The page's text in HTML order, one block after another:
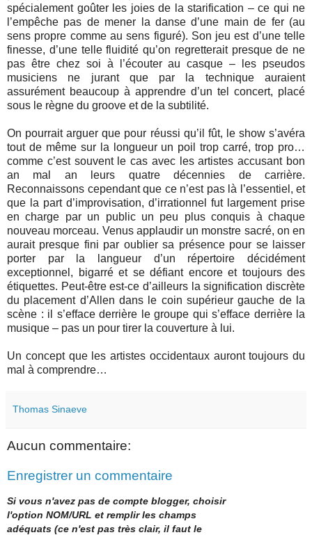
spécialement goûter les joies de la starification – ce qui ne
l’empêche pas de mener la danse d’une main de fer (au
sens propre comme au sens figuré). Son jeu est d’une telle
finesse, d’une telle fluidité qu’on regretterait presque de ne
pas être chez soi à l’écouter au casque – les pseudos
musiciens ne jurant que par la technique auraient
assurément beaucoup à apprendre d’un tel concert, placé
sous le règne du groove et de la subtilité.
On pourrait arguer que pour réussi qu’il fût, le show s’avéra
tout de même sur la longueur un poil trop carré, trop pro…
comme c’est souvent le cas avec les artistes accusant bon
an mal an leurs quatre décennies de carrière.
Reconnaissons cependant que ce n’est pas là l’essentiel, et
que la part d’improvisation, d’irrationnel fut largement prise
en charge par un public un peu plus conquis à chaque
nouveau morceau. Venus applaudir un monstre sacré, on en
aurait presque fini par oublier sa présence pour se laisser
porter par la langueur d’un répertoire décidément
exceptionnel, bigarré et se défiant encore et toujours des
étiquettes. Peut-être est-ce d’ailleurs la signification discrète
du placement d’Allen dans le coin supérieur gauche de la
scène : il s’efface derrière le groupe qui s’efface derrière la
musique – pas un pour tirer la couverture à lui.
Un concept que les artistes occidentaux auront toujours du
mal à comprendre…
Thomas Sinaeve
Aucun commentaire:
Enregistrer un commentaire
Si vous n'avez pas de compte blogger, choisir
l'option NOM/URL et remplir les champs
adéquats (ce n'est pas très clair, il faut le